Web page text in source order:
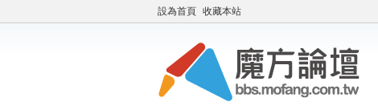
設為首頁 收藏本站